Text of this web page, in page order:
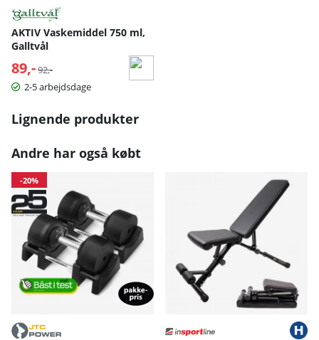
AKTIV Vaskemiddel 750 ml,
Galltvål
89,- Normalpris:
92,-
2-5 arbejdsdage
Lignende produkter
Andre har også købt
-20%